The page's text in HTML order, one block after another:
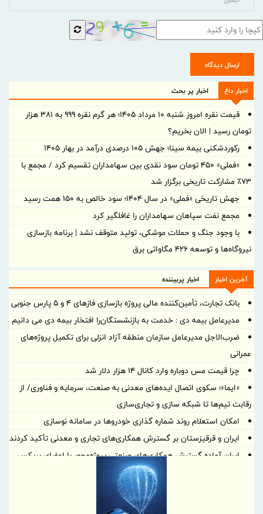
ارسال دیدگاه
اخبار داغ اخبار پر بحث
قیمت نقره امروز شنبه ۱۰ مرداد ۱۴۰۵؛ هر گرم نقره ۹۹۹ به ۳۸۱ هزار
تومان رسید | الان بخریم؟
رکوردشکنی بیمه سینا؛ جهش 105 درصدی درآمد در بهار 1405
«فملی» ۴۵۰ تومان سود نقدی بین سهامداران تقسیم کرد / مجمع با
۷۳٪ مشارکت تاریخی برگزار شد
جهش تاریخی «فملی» در سال ۱۴۰۴؛ سود خالص به ۱۵۰ همت رسید
مجمع نفت سپاهان سهامداران را غافلگیر کرد
با وجود جنگ و حملات موشکی، تولید متوقف نشد | برنامه بازسازی
نیروگاه‌ها و توسعه ۴۲۶ مگاواتی برق
آخرین اخبار اخبار پربیننده
بانک تجارت، تأمین‌کننده مالی پروژه بازسازی فازهای ۴ و ۵ پارس جنوبی
مدیرعامل بیمه دی : خدمت به بازنشستگان‌را افتخار بیمه دی می دانیم
ضرب‌الاجل مدیرعامل سازمان منطقه آزاد انزلی برای تكمیل پروژه‌های
عمرانی
چرا قیمت مس دوباره وارد کانال ۱۴ هزار دلار شد
«ایما»؛ سکوی اتصال ایده‌های معدنی به صنعت، سرمایه و فناوری/ از
رقابت تیم‌ها تا شبکه سازی و تجاری‌سازی
امکان استعلام روند شماره گذاری خودروها در سامانه نوسازی
ایران و قرقیزستان بر گسترش همکاری‌های تجاری و معدنی تأکید کردند
ایران آماده گسترش همکاری‌های صنعتی پروژه‌محور با اعضای بریکس
بهره گیری حداکثری از ظرفیت موافقتنامه تجارت آزاد ایران و روسیه
معاونت توسعه مدیریت و منابع انسانی منطقه آزاد دوغارون علت